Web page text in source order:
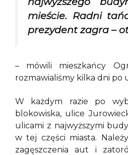
mieście. Radni
prezydent zagra –
– mówili mieszkańcy
rozmawialiśmy kilka dni po
W każdym razie po
blokowiska, ulice
ulicami z najwyższymi
w tej części miasta.
zagęszczenia aut i